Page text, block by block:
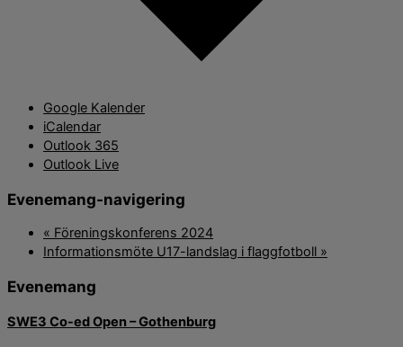
Google Kalender
iCalendar
Outlook 365
Outlook Live
Evenemang-navigering
« Föreningskonferens 2024
Informationsmöte U17-landslag i flaggfotboll »
Evenemang
SWE3 Co-ed Open – Gothenburg